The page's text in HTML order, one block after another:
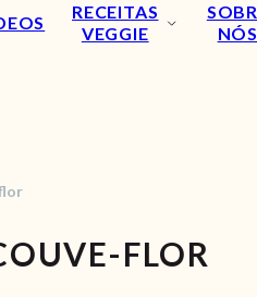
RECEITAS
VEGGIE
NÓS
VÍDEOS FLOR